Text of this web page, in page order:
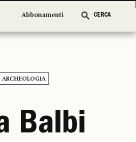
Abbonamenti CERCA
Abbonamenti CERCA
ARCHEOLOGIA
Balbi